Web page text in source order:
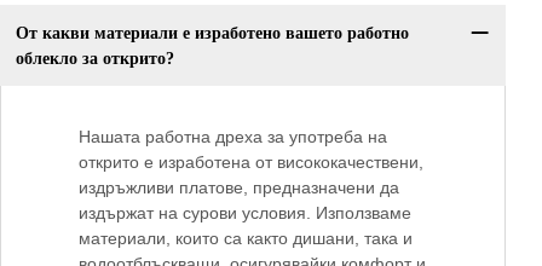
От какви материали е изработено вашето работно
облекло за открито?
Нашата работна дреха за употреба на
открито е изработена от висококачествени,
издръжливи платове, предназначени да
издържат на сурови условия. Използваме
материали, които са както дишани, така и